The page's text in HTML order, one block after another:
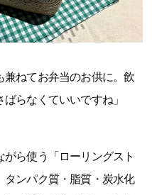
兼ねてお弁当のお供に。飲
らなくていいですね」
ら使う「ローリングスト
タンパク質・脂質・炭水化